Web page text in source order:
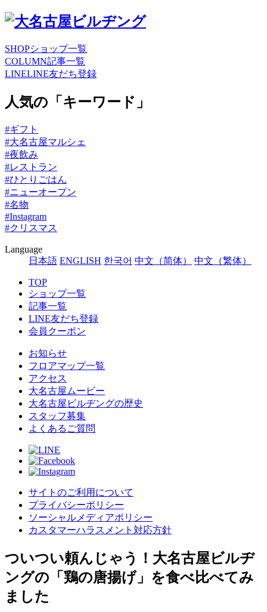
SHOPショップ一覧
COLUMN記事一覧
LINELINE友だち登録
人気の「キーワード」
#ギフト
#大名古屋マルシェ
#夜飲み
#レストラン
#ひとりごはん
#ニューオープン
#名物
#Instagram
#クリスマス
Language
日本語 ENGLISH 한국어 中文（简体） 中文（繁体）
TOP
ショップ一覧
記事一覧
LINE友だち登録
会員クーポン
お知らせ
フロアマップ一覧
アクセス
大名古屋ムービー
大名古屋ビルヂングの歴史
スタッフ募集
よくあるご質問
サイトのご利用について
プライバシーポリシー
ソーシャルメディアポリシー
カスタマーハラスメント対応方針
ついつい頼んじゃう！大名古屋ビルヂ
ングの「鶏の唐揚げ」を食べ比べてみ
ました